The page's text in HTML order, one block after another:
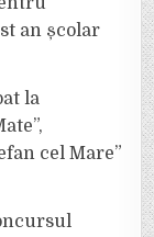
an școlar
la
cel Mare”